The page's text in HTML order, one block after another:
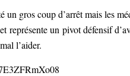
un gros coup d’arrêt mais les
représente un pivot défensif
l’aider.